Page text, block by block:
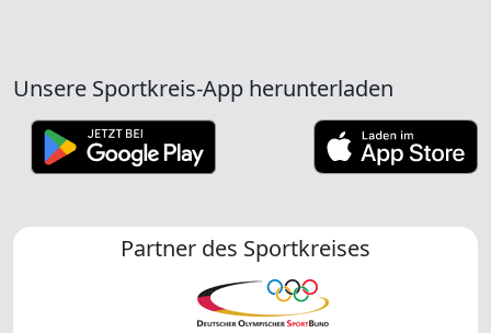
Unsere Sportkreis-App herunterladen
Partner des Sportkreises